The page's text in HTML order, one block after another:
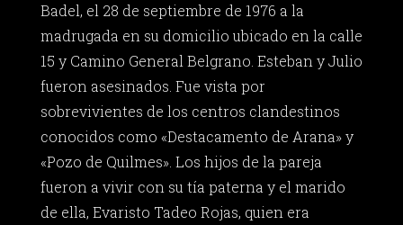
Badel, el 28 de septiembre de 1976 a la
madrugada en su domicilio ubicado en la calle
15 y Camino General Belgrano. Esteban y Julio
fueron asesinados. Fue vista por
sobrevivientes de los centros clandestinos
conocidos como «Destacamento de Arana» y
«Pozo de Quilmes». Los hijos de la pareja
fueron a vivir con su tía paterna y el marido
de ella, Evaristo Tadeo Rojas, quien era